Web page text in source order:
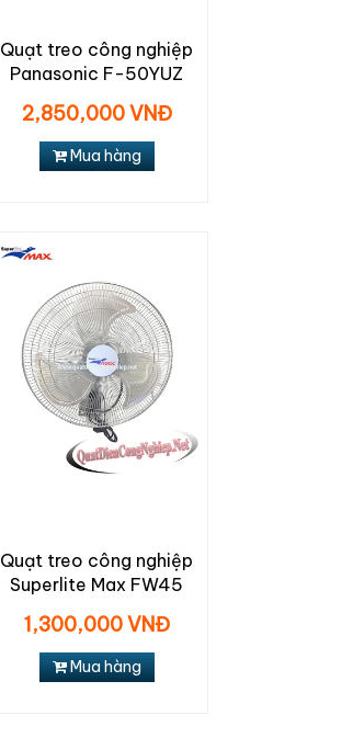
Quạt treo công nghiệp
Panasonic F-50YUZ
2,850,000 VNĐ
Mua hàng
Quạt treo công nghiệp
Superlite Max FW45
1,300,000 VNĐ
Mua hàng